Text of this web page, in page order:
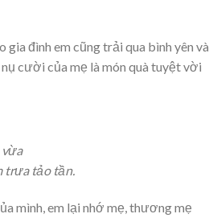
gia đình em cũng trải qua bình yên và
cười của mẹ là món quà tuyệt vời
trưa tảo tần.
mình, em lại nhớ mẹ, thương mẹ